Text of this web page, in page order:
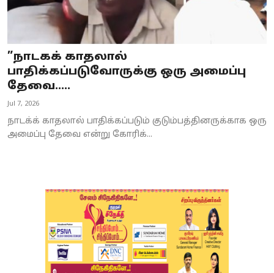
National
Astrology
Spirituality
Weather
”நாடகக் காதலால்
பாதிக்கப்படுவோருக்கு ஒரு அமைப்பு
தேவை.....
Jul 7, 2026
நாடக்க் காதலால் பாதிக்கப்படும் குடும்பத்தினருக்காக ஒரு
அமைப்பு தேவை என்று கோரிக்...